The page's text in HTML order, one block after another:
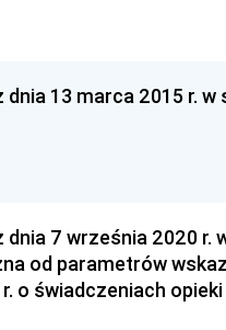
dnia 13 marca 2015 r. w
dnia 7 września 2020 r.
od parametrów
o świadczeniach